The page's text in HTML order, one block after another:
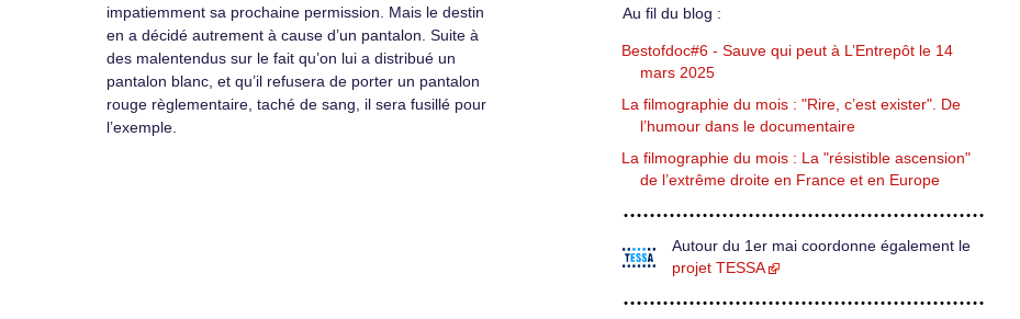
impatiemment sa prochaine permission. Mais le destin
en a décidé autrement à cause d’un pantalon. Suite à
des malentendus sur le fait qu’on lui a distribué un
pantalon blanc, et qu’il refusera de porter un pantalon
rouge règlementaire, taché de sang, il sera fusillé pour
l’exemple.
Au fil du blog :
Bestofdoc#6 - Sauve qui peut à L’Entrepôt le 14
mars 2025
La filmographie du mois : "Rire, c’est exister". De
l’humour dans le documentaire
La filmographie du mois : La "résistible ascension"
de l’extrême droite en France et en Europe
Autour du 1er mai coordonne également le
projet TESSA